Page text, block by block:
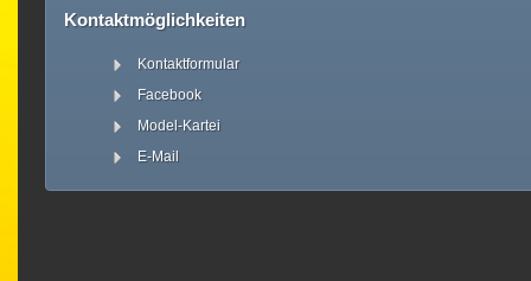
Kontaktmöglichkeiten
Kontaktformular
Facebook
Model-Kartei
E-Mail